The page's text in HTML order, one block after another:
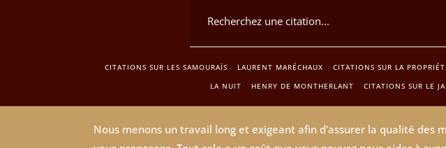
CITATIONS SUR LES SAMOURAÏS LAURENT MARÉCHAUX CITATIONS SUR LA
LA NUIT
HENRY DE MONTHERLANT CITATIONS SUR LE
Nous menons un travail long et exigeant afin d'assurer la qualité des